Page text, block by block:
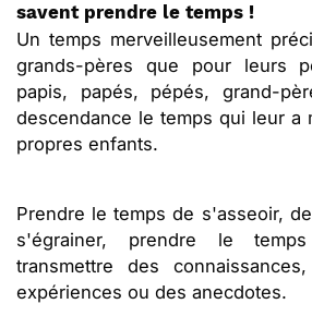
savent prendre le temps !
Un temps merveilleusement
grands-pères que pour leurs
papis, papés, pépés, grand-
descendance le temps qui leur a
propres enfants.
Prendre le temps de s'asseoir,
s'égrainer, prendre le
transmettre des
expériences ou des anecdotes.